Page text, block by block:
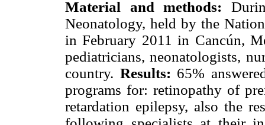
Material and methods:
Neonatology, held by the
in February 2011 in Cancún,
pediatricians, neonatologists,
country. Results: 65%
programs for: retinopathy of
retardation epilepsy, also the